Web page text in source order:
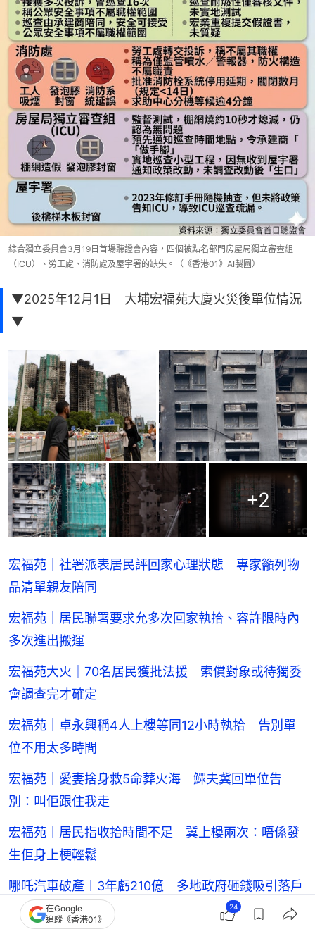
綜合獨立委員會3月19日首場聽證會內容，四個被點名部門房屋局獨立審查組
（ICU）、勞工處、消防處及屋宇署的缺失。（《香港01》AI製圖）
▼2025年12月1日 大埔宏福苑大廈火災後單位情況
▼
+2
宏福苑｜社署派表居民評回家心理狀態 專家籲列物
品清單親友陪同
宏福苑｜居民聯署要求允多次回家執拾、容許限時內
多次進出搬運
宏福苑大火｜70名居民獲批法援 索償對象或待獨委
會調查完才確定
宏福苑｜卓永興稱4人上樓等同12小時執拾 告別單
位不用太多時間
宏福苑｜愛妻捨身救5命葬火海 鰥夫冀回單位告
別：叫佢跟住我走
宏福苑｜居民指收拾時間不足 冀上樓兩次：唔係發
生佢身上梗輕鬆
哪吒汽車破產︱3年虧210億 多地政府砸錢吸引落戶
被批｢招商內捲｣
在Google
追蹤《香港01》
24